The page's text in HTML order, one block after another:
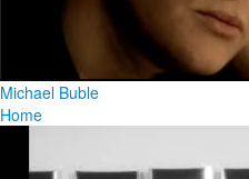
Michael Buble
Home